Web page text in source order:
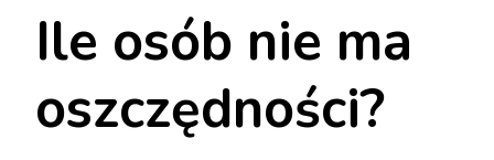
Ile osób nie ma
oszczędności?